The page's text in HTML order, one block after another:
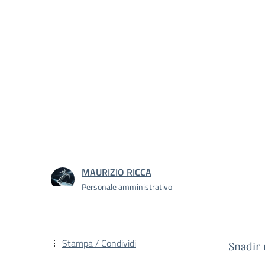
MAURIZIO RICCA
Personale amministrativo
Snadir
Stampa / Condividi